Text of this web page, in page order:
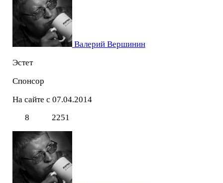
Валерий Вершинин
Эстет
Спонсор
На сайте с 07.04.2014
8
2251